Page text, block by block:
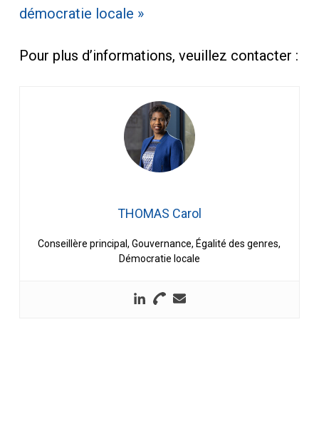
démocratie locale »
Pour plus d’informations, veuillez contacter :
THOMAS Carol
Conseillère principal, Gouvernance, Égalité des genres,
Démocratie locale